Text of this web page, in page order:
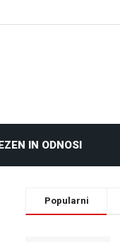
IN ODNOSI
Popularni